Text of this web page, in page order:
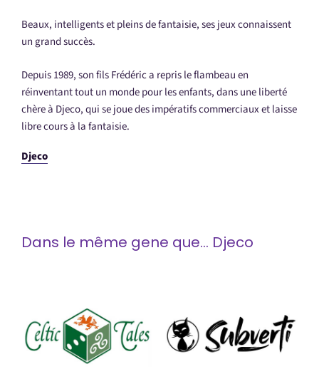
Beaux, intelligents et pleins de fantaisie, ses jeux connaissent
un grand succès.
Depuis 1989, son fils Frédéric a repris le flambeau en
réinventant tout un monde pour les enfants, dans une liberté
chère à Djeco, qui se joue des impératifs commerciaux et laisse
libre cours à la fantaisie.
Djeco
Dans le même gene que… Djeco